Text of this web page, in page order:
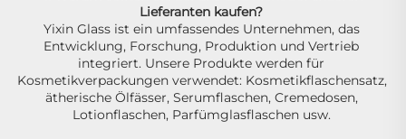
Lieferanten kaufen?
Yixin Glass ist ein umfassendes Unternehmen, das
Entwicklung, Forschung, Produktion und Vertrieb
integriert. Unsere Produkte werden für
Kosmetikverpackungen verwendet: Kosmetikflaschensatz,
ätherische Ölfässer, Serumflaschen, Cremedosen,
Lotionflaschen, Parfümglasflaschen usw.